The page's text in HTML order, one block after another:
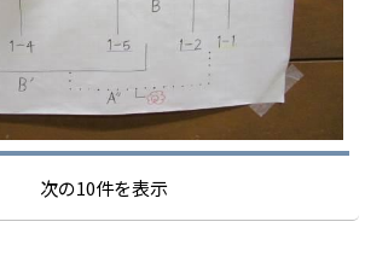
次の10件を表示